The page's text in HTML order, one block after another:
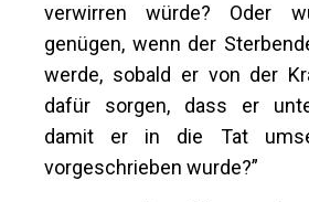
verwirren würde? Oder
genügen, wenn der
werde, sobald er von der
dafür sorgen, dass er
damit er in die Tat
vorgeschrieben wurde?”